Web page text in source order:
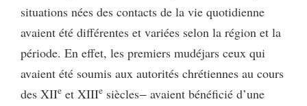
situations nées des contacts de la vie quotidienne
avaient été différentes et variées selon la région et la
période. En effet, les premiers mudéjars ceux qui
avaient été soumis aux autorités chrétiennes au cours
des XIIe et XIIIe siècles‒ avaient bénéficié d’une